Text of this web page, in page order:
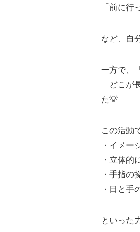
「前に行
など、自
一方で、
「どこ
た💡
この活動
・イメー
・立体的
・手指の
・目と手
といった